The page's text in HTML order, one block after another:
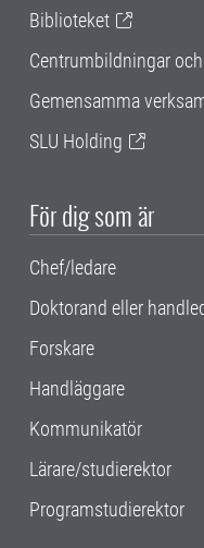
Biblioteket
Centrumbildningar
Gemensamma
SLU Holding
För dig som är
Chef/ledare
Doktorand eller
Forskare
Handläggare
Kommunikatör
Lärare/studierektor
Programstudierektor